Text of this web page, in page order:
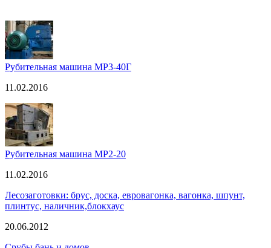
Рубительная машина МР3-40Г
11.02.2016
Рубительная машина МР2-20
11.02.2016
Лесозаготовки: брус, доска, евровагонка, вагонка, шпунт,
плинтус, наличник,блокхаус
20.06.2012